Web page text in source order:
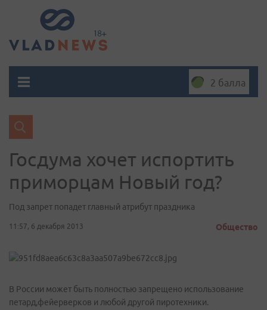
2 балла
Госдума хочет испортить
приморцам Новый год?
Под запрет попадет главный атрибут праздника
11:57, 6 декабря 2013 Общество
В России может быть полностью запрещено использование
петард,фейерверков и любой другой пиротехники.